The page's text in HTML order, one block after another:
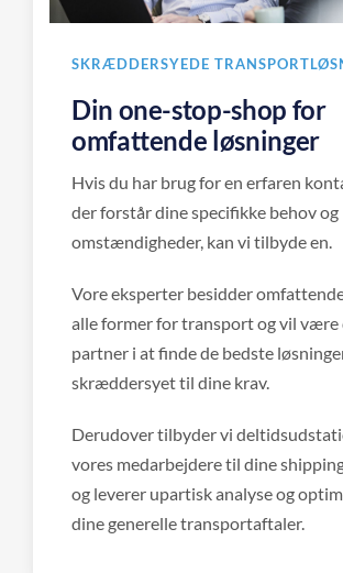
SKRÆDDERSYEDE
Din one-stop-shop for
omfattende løsninger
Hvis du har brug for en erfaren
der forstår dine specifikke behov og
omstændigheder, kan vi tilbyde en.
Vore eksperter besidder
alle former for transport og vil være
partner i at finde de bedste
skræddersyet til dine krav.
Derudover tilbyder vi
vores medarbejdere til dine
og leverer upartisk analyse og
dine generelle transportaftaler.